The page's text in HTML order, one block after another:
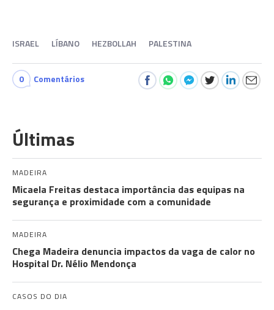
ISRAEL LÍBANO HEZBOLLAH PALESTINA
0 Comentários
Últimas
MADEIRA
Micaela Freitas destaca importância das equipas na
segurança e proximidade com a comunidade
MADEIRA
Chega Madeira denuncia impactos da vaga de calor no
Hospital Dr. Nélio Mendonça
CASOS DO DIA